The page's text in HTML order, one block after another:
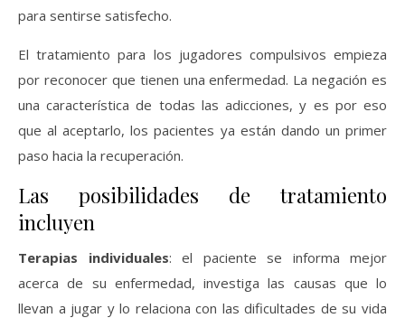
para sentirse satisfecho.
El tratamiento para los jugadores compulsivos empieza
por reconocer que tienen una enfermedad. La negación es
una característica de todas las adicciones, y es por eso
que al aceptarlo, los pacientes ya están dando un primer
paso hacia la recuperación.
Las posibilidades de tratamiento
incluyen
Terapias individuales: el paciente se informa mejor
acerca de su enfermedad, investiga las causas que lo
llevan a jugar y lo relaciona con las dificultades de su vida